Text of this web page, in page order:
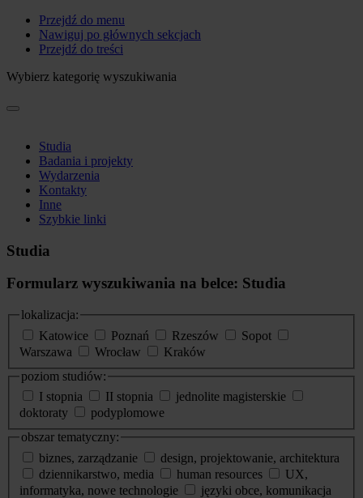
Przejdź do menu
Nawiguj po głównych sekcjach
Przejdź do treści
Wybierz kategorię wyszukiwania
Studia
Badania i projekty
Wydarzenia
Kontakty
Inne
Szybkie linki
Studia
Formularz wyszukiwania na belce: Studia
lokalizacja:
Katowice
Poznań Rzeszów
Sopot
Warszawa
Wrocław
Kraków
poziom studiów:
I stopnia
II stopnia
jednolite magisterskie
doktoraty
podyplomowe
obszar tematyczny:
biznes, zarządzanie
design, projektowanie, architektura
dziennikarstwo, media
human resources
UX,
informatyka, nowe technologie
języki obce, komunikacja